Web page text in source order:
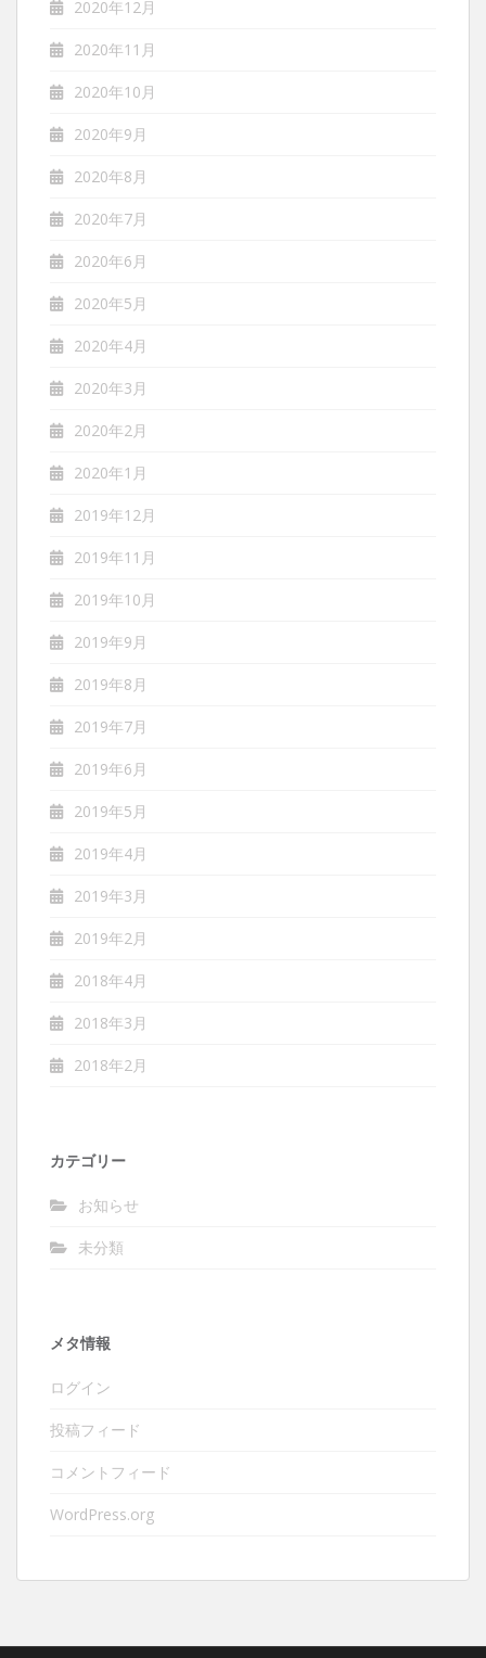
2020年12月
2020年11月
2020年10月
2020年9月
2020年8月
2020年7月
2020年6月
2020年5月
2020年4月
2020年3月
2020年2月
2020年1月
2019年12月
2019年11月
2019年10月
2019年9月
2019年8月
2019年7月
2019年6月
2019年5月
2019年4月
2019年3月
2019年2月
2018年4月
2018年3月
2018年2月
カテゴリー
お知らせ
未分類
メタ情報
ログイン
投稿フィード
コメントフィード
WordPress.org